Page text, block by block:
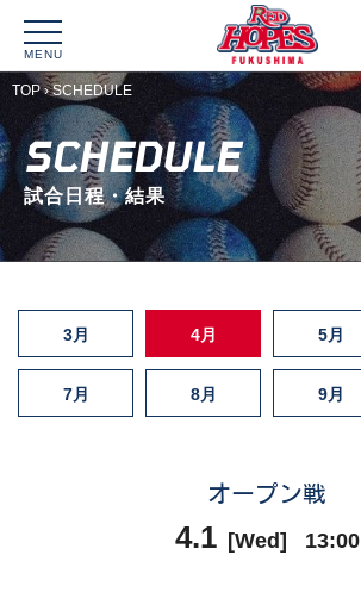
MENU
TOP›SCHEDULE
SCHEDULE
試合日程・結果
3月 4月 5月
7月 8月 9月
オープン戦
4.1 [Wed] 13:00